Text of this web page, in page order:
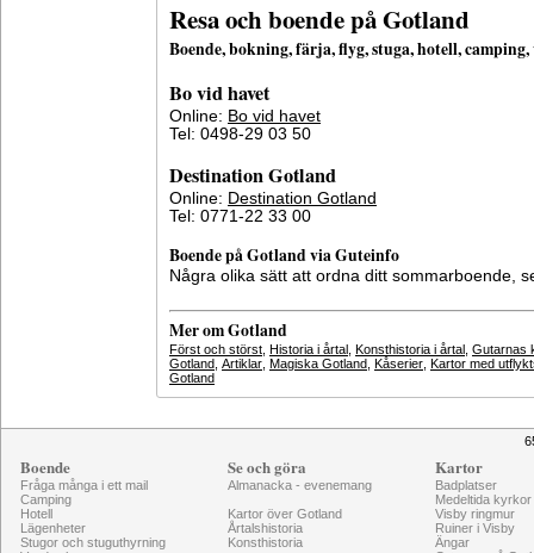
Resa och boende på Gotland
Boende, bokning, färja, flyg, stuga, hotell,
Bo vid havet
Online: Bo vid havet
Tel: 0498-29 03 50
Destination Gotland
Online: Destination Gotland
Tel: 0771-22 33 00
Boende på Gotland via Guteinfo
Några olika sätt att ordna ditt sommarboende,
Mer om Gotland
Först och störst Historia i årtal Konsthistoria i årtal Gutarnas
Gotland Artiklar Magiska Gotland Kåserier Kartor med
Gotland
Boende
Fråga många i ett mail
Camping
Hotell
Lägenheter
Stugor och stuguthyrning
Se och göra
Almanacka - evenemang
Kartor över Gotland
Årtalshistoria
Konsthistoria
Kartor
Badplatser
Medeltida kyrkor
Visby ringmur
Ruiner i Visby
Ängar